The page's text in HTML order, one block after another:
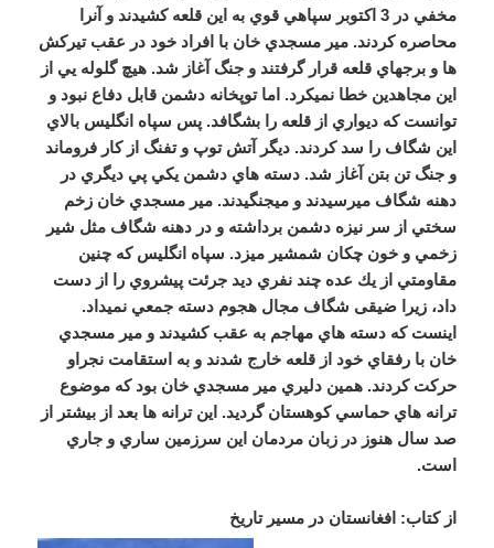
مخفي در 3 اكتوبر سپاهي قوي به اين قلعه كشيدند و آنرا
محاصره كردند. مير مسجدي خان با افراد خود در عقب تيركش
ها و برجهاي قلعه قرار گرفتند و جنگ آغاز شد. هيچ گلوله يي از
اين مجاهدين خطا نميكرد. اما توپخانه دشمن قابل دفاع نبود و
توانست كه ديواري از قلعه را بشگافد. پس سپاه انگليس بالاي
اين شگاف را سد كردند. ديگر آتش توپ و تفنگ از كار فروماند
و جنگ تن بتن آغاز شد. دسته هاي دشمن يكي پي ديگري در
دهنه شگاف ميرسيدند و ميجنگيدند. مير مسجدي خان زخم
سختي از سر نيزه دشمن برداشته و در دهنه شگاف مثل شير
زخمي و خون چكان شمشير ميزد. سپاه انگليس كه چنين
مقاومتي از يك عده چند نفري ديد جرئت پيشروي را از دست
داد، زيرا ضيقی شگاف مجال هجوم دسته جمعي نميداد.
اينست كه دسته هاي مهاجم به عقب كشيدند و مير مسجدي
خان با رفقاي خود از قلعه خارج شدند و به استقامت نجراو
حركت كردند. همين دليري مير مسجدي خان بود كه موضوع
ترانه هاي حماسي كوهستان گرديد. اين ترانه ها بعد از بيشتر از
صد سال هنوز در زبان مردمان اين سرزمين ساري و جاري
است.
از کتاب: افغانستان در مسیر تاریخ